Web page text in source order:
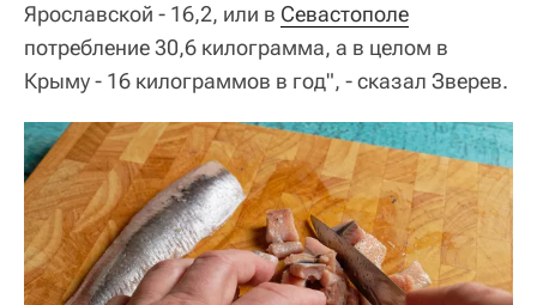
Ярославской - 16,2, или в Севастополе
потребление 30,6 килограмма, а в целом в
Крыму - 16 килограммов в год", - сказал Зверев.